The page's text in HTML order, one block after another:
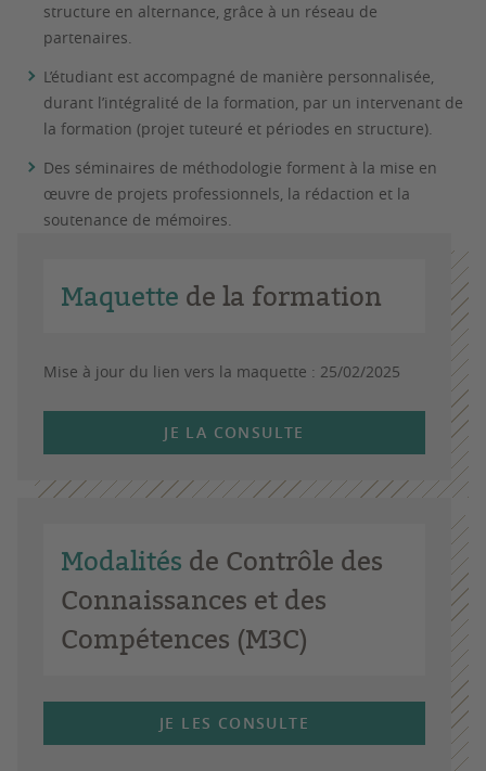
structure en alternance, grâce à un réseau de
partenaires.
L’étudiant est accompagné de manière personnalisée,
durant l’intégralité de la formation, par un intervenant de
la formation (projet tuteuré et périodes en structure).
Des séminaires de méthodologie forment à la mise en
œuvre de projets professionnels, la rédaction et la
soutenance de mémoires.
Maquette de la formation
Mise à jour du lien vers la maquette : 25/02/2025
JE LA CONSULTE
Modalités de Contrôle des
Connaissances et des
Compétences (M3C)
JE LES CONSULTE